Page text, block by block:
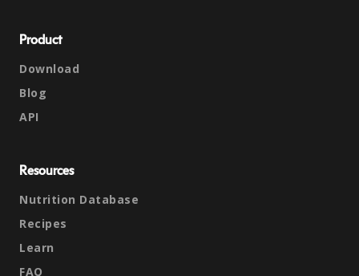
Product
Download
Blog
API
Resources
Nutrition Database
Recipes
Learn
FAQ